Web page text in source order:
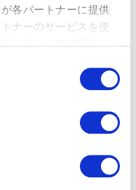
各パートナーに提供
ナーのサービスを使